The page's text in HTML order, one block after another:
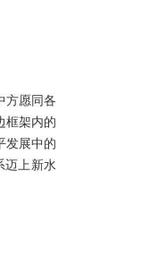
方愿同各
框架内的
发展中的
迈上新水